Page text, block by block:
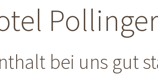
bei uns gut